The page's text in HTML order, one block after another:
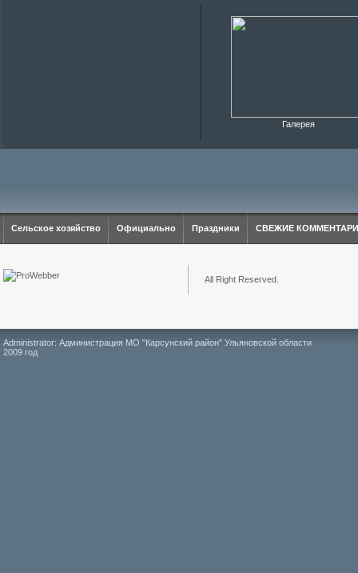
Галерея
Сельское хозяйство Официально Праздники СВЕЖИЕ
All Right Reserved.
Administrator: Администрация МО "Карсунский район" Ульяновской области
2009 год